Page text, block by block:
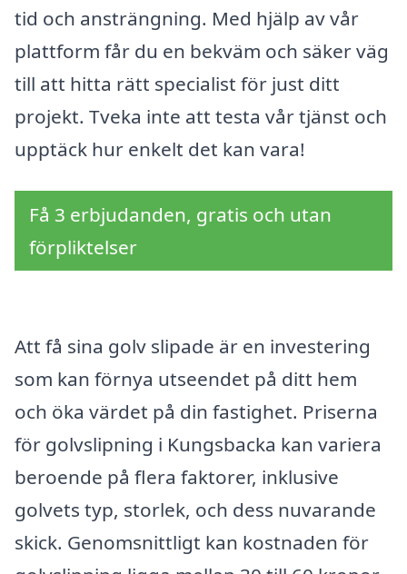
tid och ansträngning. Med hjälp av vår
plattform får du en bekväm och säker väg
till att hitta rätt specialist för just ditt
projekt. Tveka inte att testa vår tjänst och
upptäck hur enkelt det kan vara!
Få 3 erbjudanden, gratis och utan
förpliktelser
Att få sina golv slipade är en investering
som kan förnya utseendet på ditt hem
och öka värdet på din fastighet. Priserna
för golvslipning i Kungsbacka kan variera
beroende på flera faktorer, inklusive
golvets typ, storlek, och dess nuvarande
skick. Genomsnittligt kan kostnaden för